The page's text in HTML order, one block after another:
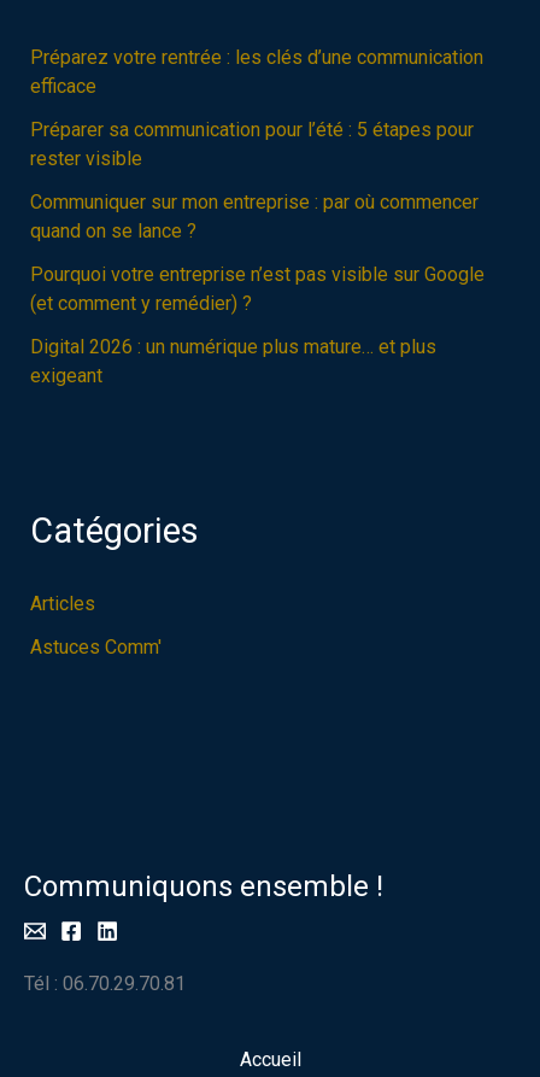
Préparez votre rentrée : les clés d’une communication
efficace
Préparer sa communication pour l’été : 5 étapes pour
rester visible
Communiquer sur mon entreprise : par où commencer
quand on se lance ?
Pourquoi votre entreprise n’est pas visible sur Google
(et comment y remédier) ?
Digital 2026 : un numérique plus mature… et plus
exigeant
Catégories
Articles
Astuces Comm'
Communiquons ensemble !
Tél : 06.70.29.70.81
Accueil